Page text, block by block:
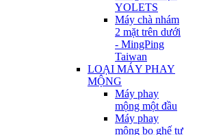
YOLETS
Máy chà nhám
2 mặt trên dưới
- MingPing
Taiwan
LOẠI MÁY PHAY
MỘNG
Máy phay
mộng một đầu
Máy phay
mộng bọ ghế tự